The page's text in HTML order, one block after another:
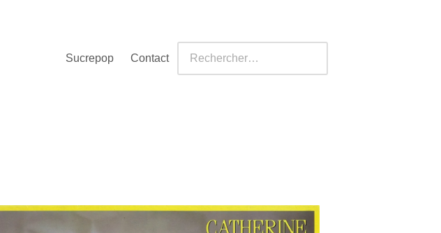
Sucrepop Contact